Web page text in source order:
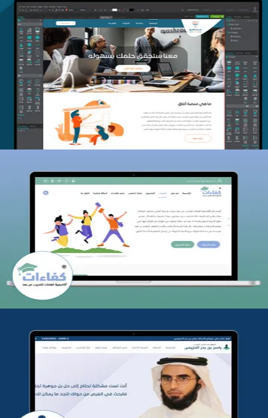
منصة أفق للتدريب
التفاصيل
كفاءات للتدريب
التفاصيل
تطوير موقع المدرب ياسر الحزيمي
التفاصيل